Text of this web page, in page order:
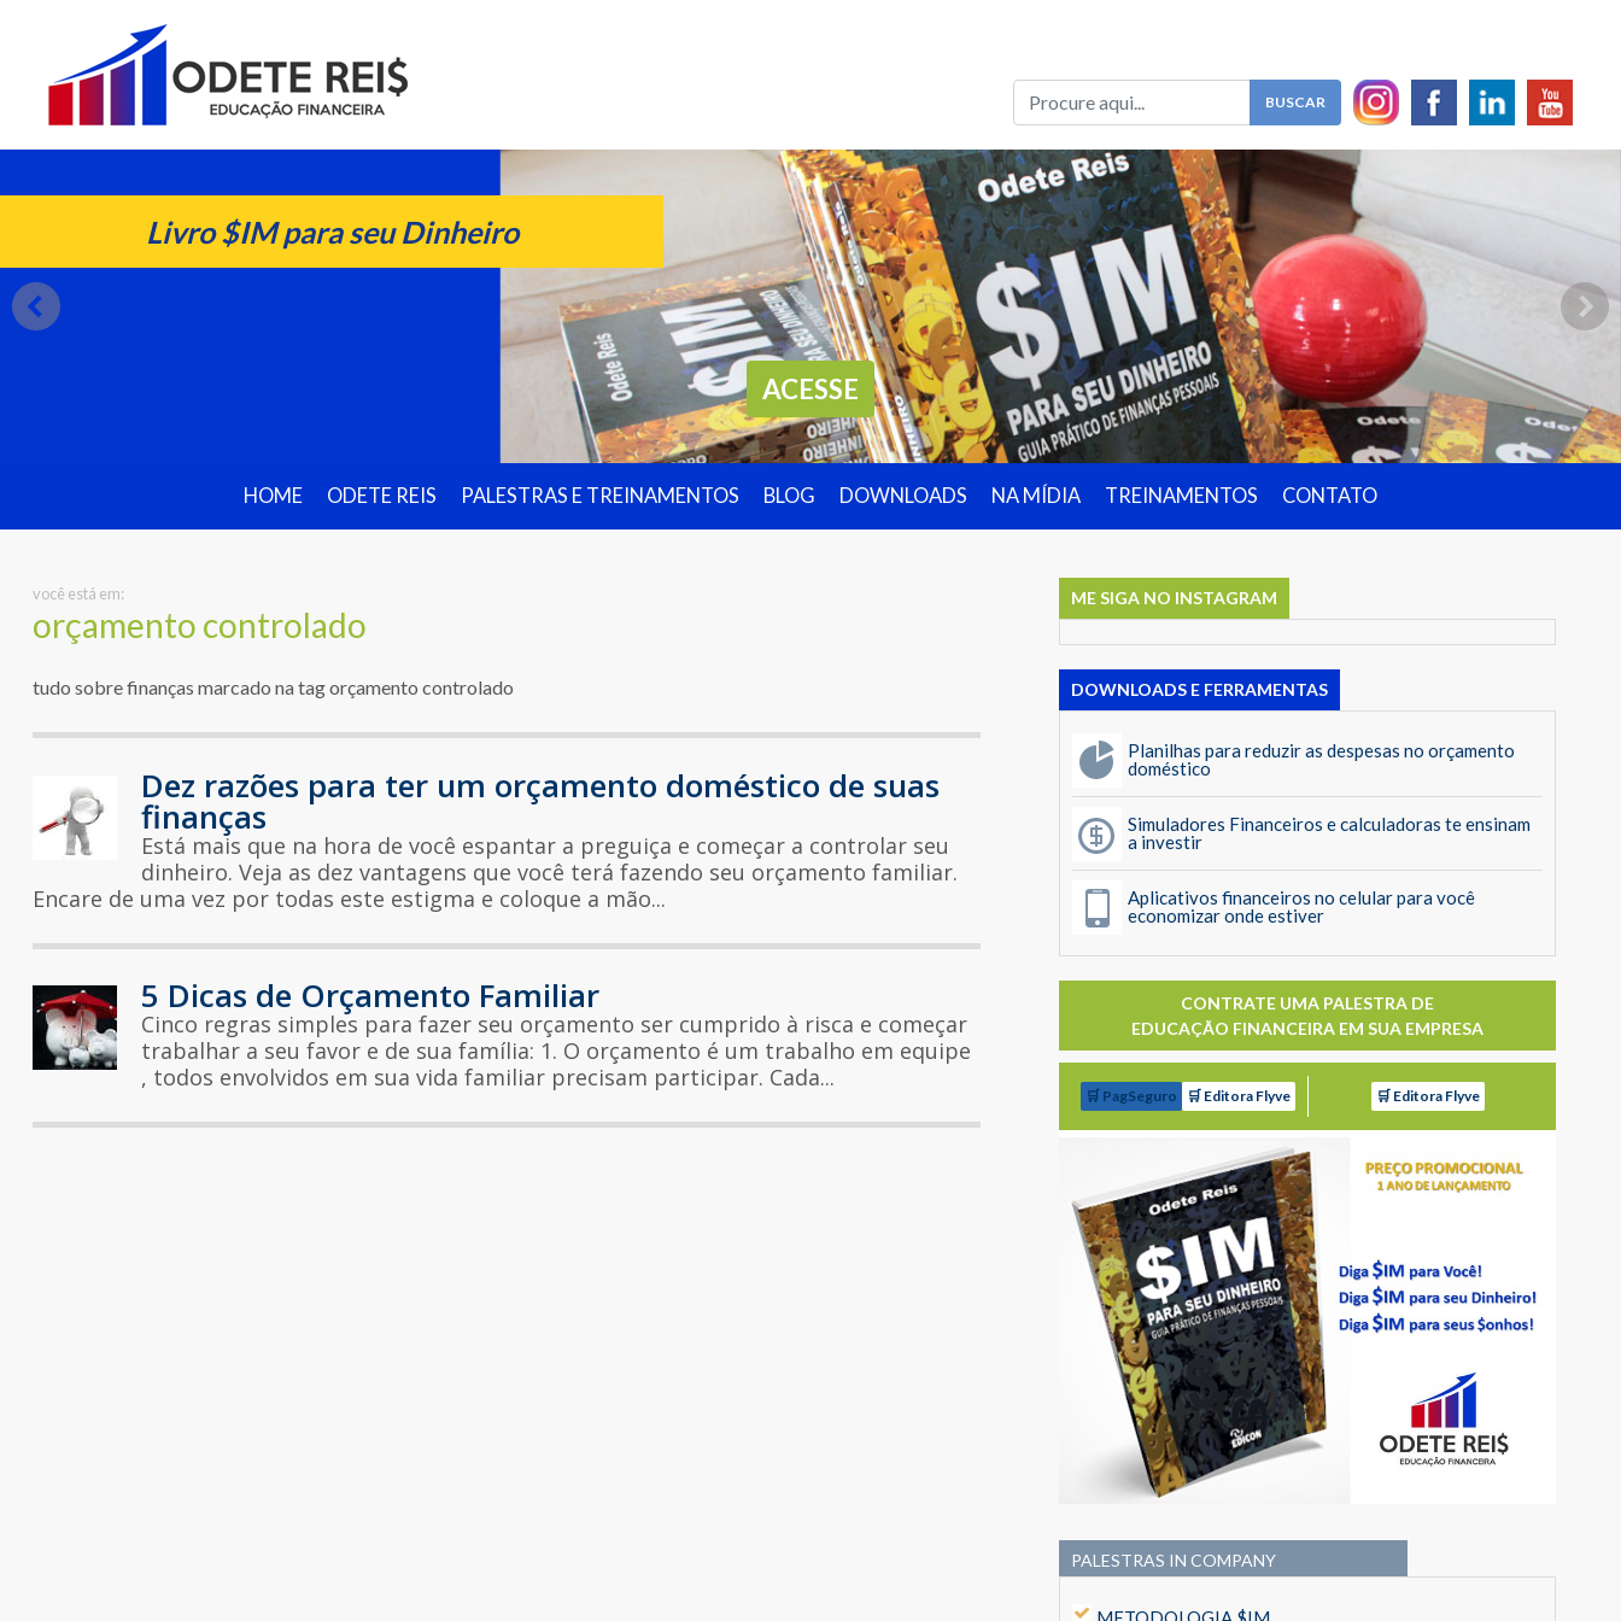
Livro $IM para seu Dinheiro
ACESSE
HOME ODETE REIS PALESTRAS E TREINAMENTOS BLOG DOWNLOADS NA MÍDIA TREINAMENTOS CONTATO
você está em:
orçamento controlado
tudo sobre finanças marcado na tag orçamento controlado
Dez razões para ter um orçamento doméstico de suas
finanças
Está mais que na hora de você espantar a preguiça e começar a controlar seu
dinheiro. Veja as dez vantagens que você terá fazendo seu orçamento familiar.
Encare de uma vez por todas este estigma e coloque a mão...
5 Dicas de Orçamento Familiar
Cinco regras simples para fazer seu orçamento ser cumprido à risca e começar
trabalhar a seu favor e de sua família: 1. O orçamento é um trabalho em equipe
, todos envolvidos em sua vida familiar precisam participar. Cada...
ME SIGA NO INSTAGRAM
DOWNLOADS E FERRAMENTAS
Planilhas para reduzir as despesas no orçamento
doméstico
Simuladores Financeiros e calculadoras te ensinam
a investir
Aplicativos financeiros no celular para você
economizar onde estiver
CONTRATE UMA PALESTRA DE
EDUCAÇÃO FINANCEIRA EM SUA EMPRESA
🛒 PagSeguro 🛒 Editora Flyve 🛒 Editora Flyve
PALESTRAS IN COMPANY